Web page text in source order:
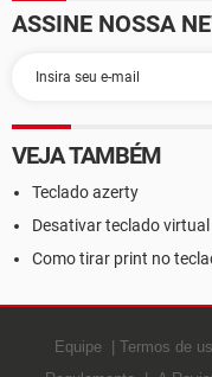
ASSINE NOSSA
VEJA TAMBÉM
Teclado azerty
Desativar teclado virtual
Como tirar print no
Equipe Termos de